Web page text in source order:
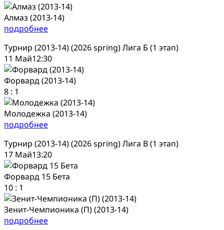
Алмаз (2013-14)
подробнее
Турнир (2013-14) (2026 spring) Лига Б (1 этап)
11 Май12:30
Форвард (2013-14)
8 : 1
Молодежка (2013-14)
подробнее
Турнир (2013-14) (2026 spring) Лига В (1 этап)
17 Май13:20
Форвард 15 Бета
10 : 1
Зенит-Чемпионика (П) (2013-14)
подробнее